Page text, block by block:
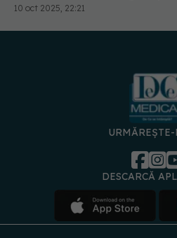
10 oct 2025, 22:21
URMĂREȘTE-
DESCARCĂ